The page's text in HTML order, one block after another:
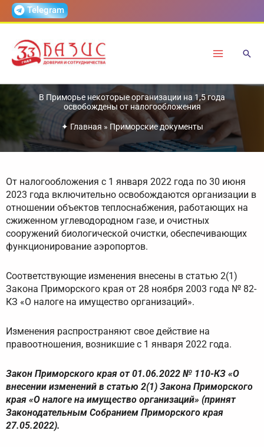
ПерейтиTelegram
В Приморье некоторые организации на 1,5 года
освобождены от налогообложения
✦ Главная » Приморские документы
От налогообложения с 1 января 2022 года по 30 июня
2023 года включительно освобождаются организации в
отношении объектов теплоснабжения, работающих на
сжиженном углеводородном газе, и очистных
сооружений биологической очистки, обеспечивающих
функционирование аэропортов.
Соответствующие изменения внесены в статью 2(1)
Закона Приморского края от 28 ноября 2003 года № 82-
КЗ «О налоге на имущество организаций».
Изменения распространяют свое действие на
правоотношения, возникшие с 1 января 2022 года.
Закон Приморского края от 01.06.2022 № 110-КЗ «О
внесении изменений в статью 2(1) Закона Приморского
края «О налоге на имущество организаций» (принят
Законодательным Собранием Приморского края
27.05.2022).